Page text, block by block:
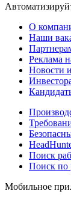
О
Наши
Реклама
Новости
Поиск
Поиск по
Мобильное